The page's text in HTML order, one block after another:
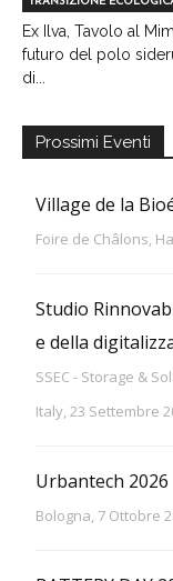
Ex Ilva, Tavolo al
futuro del polo
di...
Prossimi Eventi
Village de la
Foire de Châlons,
Studio
e della
SSEC - Storage &
Italy, 23 Settembre
Urbantech 2026
Bologna, 7 Ottobre